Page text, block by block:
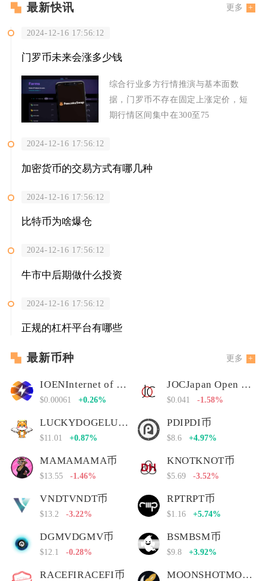
最新快讯 更多
2024-12-16 17:56:12
门罗币未来会涨多少钱
综合行业多方行情推演与基本面数
据，门罗币不存在固定上涨定价，短
期行情区间集中在300至75
2024-12-16 17:56:12
加密货币的交易方式有哪几种
2024-12-16 17:56:12
比特币为啥爆仓
2024-12-16 17:56:12
牛市中后期做什么投资
2024-12-16 17:56:12
正规的杠杆平台有哪些
最新币种 更多
IOENInternet of Energy Network
$0.00061 +0.26%
JOCJapan Open Chain
$0.041 -1.58%
LUCKYDOGELUCKYDOGE币
$11.01 +0.87%
PDIPDI币
$8.6 +4.97%
MAMAMAMA币
$13.55 -1.46%
KNOTKNOT币
$5.69 -3.52%
VNDTVNDT币
$13.2 -3.22%
RPTRPT币
$1.16 +5.74%
DGMVDGMV币
$12.1 -0.28%
BSMBSM币
$9.8 +3.92%
RACEFIRACEFI币 MOONSHOTMOONSHOT币